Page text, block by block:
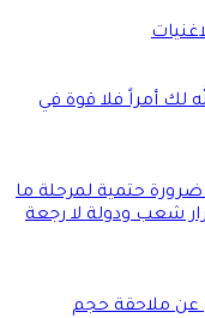
لك أمراً فلا قوة في
حتمية لمرحلة ما
شعب ودولة لا رجعة
عن ملاحقة حجم